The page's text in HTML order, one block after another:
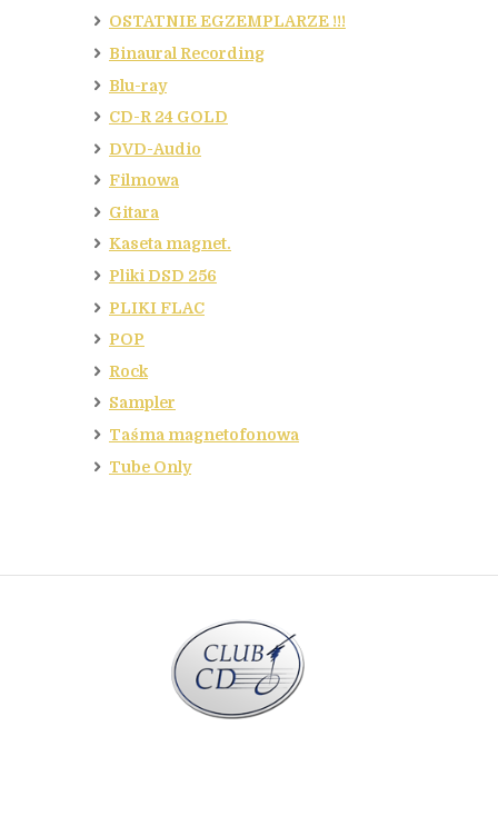
OSTATNIE EGZEMPLARZE !!!
Binaural Recording
Blu-ray
CD-R 24 GOLD
DVD-Audio
Filmowa
Gitara
Kaseta magnet.
Pliki DSD 256
PLIKI FLAC
POP
Rock
Sampler
Taśma magnetofonowa
Tube Only